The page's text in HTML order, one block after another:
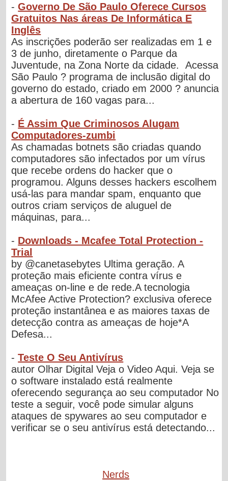
-Governo De São Paulo Oferece Cursos
Gratuitos Nas áreas De Informática E
Inglês
As inscrições poderão ser realizadas em 1 e
3 de junho, diretamente o Parque da
Juventude, na Zona Norte da cidade. Acessa
São Paulo ? programa de inclusão digital do
governo do estado, criado em 2000 ? anuncia
a abertura de 160 vagas para...
- É Assim Que Criminosos Alugam
Computadores-zumbi
As chamadas botnets são criadas quando
computadores são infectados por um vírus
que recebe ordens do hacker que o
programou. Alguns desses hackers escolhem
usá-las para mandar spam, enquanto que
outros criam serviços de aluguel de
máquinas, para...
- Downloads - Mcafee Total Protection -
Trial
by @canetasebytes Ultima geração. A
proteção mais eficiente contra vírus e
ameaças on-line e de rede.A tecnologia
McAfee Active Protection? exclusiva oferece
proteção instantânea e as maiores taxas de
detecção contra as ameaças de hoje*A
Defesa...
-Teste O Seu Antivírus
autor Olhar Digital Veja o Video Aqui. Veja se
o software instalado está realmente
oferecendo segurança ao seu computador No
teste a seguir, você pode simular alguns
ataques de spywares ao seu computador e
verificar se o seu antivírus está detectando...
Nerds